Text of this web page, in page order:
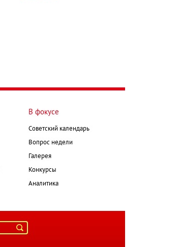
В фокусе
Советский календарь
Вопрос недели
Галерея
Конкурсы
Аналитика